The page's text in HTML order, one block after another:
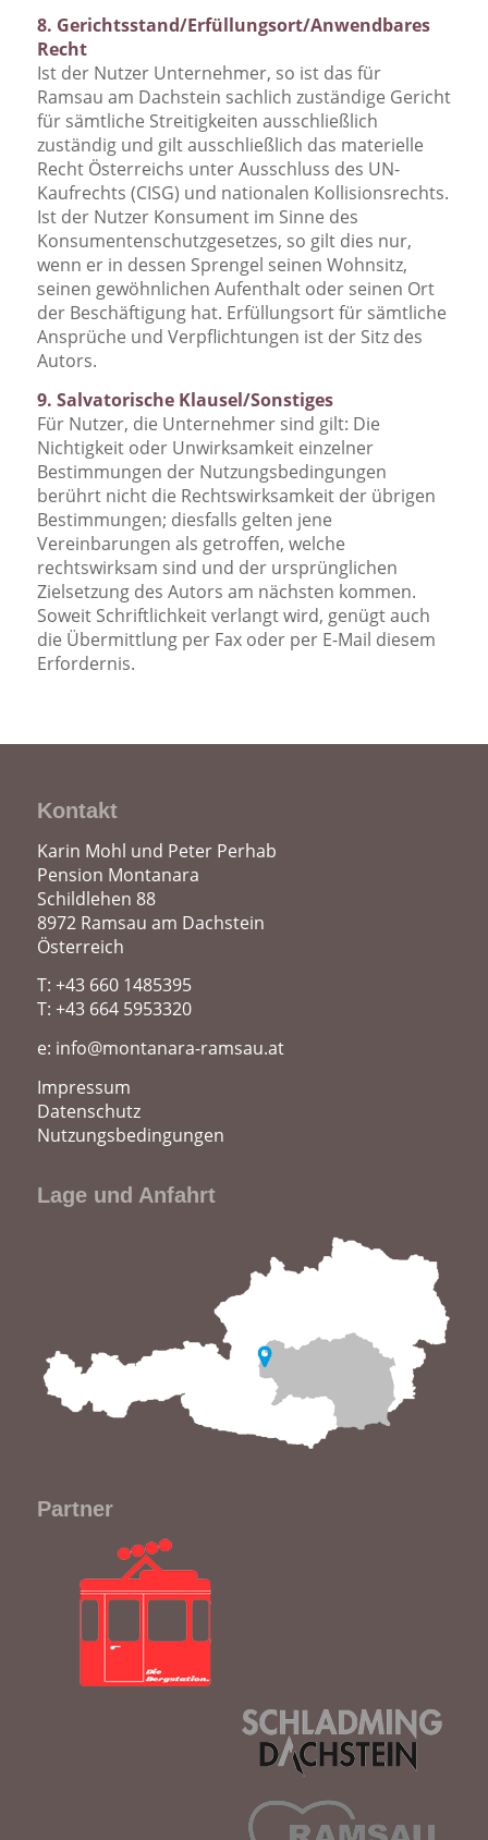
8. Gerichtsstand/Erfüllungsort/Anwendbares
Recht
Ist der Nutzer Unternehmer, so ist das für
Ramsau am Dachstein sachlich zuständige Gericht
für sämtliche Streitigkeiten ausschließlich
zuständig und gilt ausschließlich das materielle
Recht Österreichs unter Ausschluss des UN-
Kaufrechts (CISG) und nationalen Kollisionsrechts.
Ist der Nutzer Konsument im Sinne des
Konsumentenschutzgesetzes, so gilt dies nur,
wenn er in dessen Sprengel seinen Wohnsitz,
seinen gewöhnlichen Aufenthalt oder seinen Ort
der Beschäftigung hat. Erfüllungsort für sämtliche
Ansprüche und Verpflichtungen ist der Sitz des
Autors.
9. Salvatorische Klausel/Sonstiges
Für Nutzer, die Unternehmer sind gilt: Die
Nichtigkeit oder Unwirksamkeit einzelner
Bestimmungen der Nutzungsbedingungen
berührt nicht die Rechtswirksamkeit der übrigen
Bestimmungen; diesfalls gelten jene
Vereinbarungen als getroffen, welche
rechtswirksam sind und der ursprünglichen
Zielsetzung des Autors am nächsten kommen.
Soweit Schriftlichkeit verlangt wird, genügt auch
die Übermittlung per Fax oder per E-Mail diesem
Erfordernis.
Kontakt
Karin Mohl und Peter Perhab
Pension Montanara
Schildlehen 88
8972 Ramsau am Dachstein
Österreich
T: +43 660 1485395
T: +43 664 5953320
e: info@montanara-ramsau.at
Impressum
Datenschutz
Nutzungsbedingungen
Lage und Anfahrt
Partner